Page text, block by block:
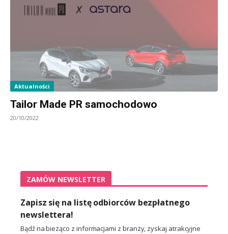
Aktualności
Tailor Made PR samochodowo
20/10/2022
ZAMÓW NEWSLETTER
Zapisz się na listę odbiorców bezpłatnego
newslettera!
Bądź na bieżąco z informacjami z branży, zyskaj atrakcyjne